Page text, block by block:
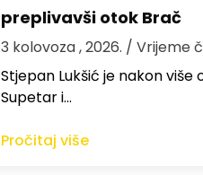
preplivavši otok Brač
3 kolovoza , 2026. / Vrijeme
St​jepan Lukšić je nakon
Supetar i…
Pročitaj više